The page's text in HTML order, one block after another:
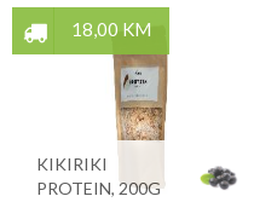
18,00 KM
KIKIRIKI
PROTEIN, 200G